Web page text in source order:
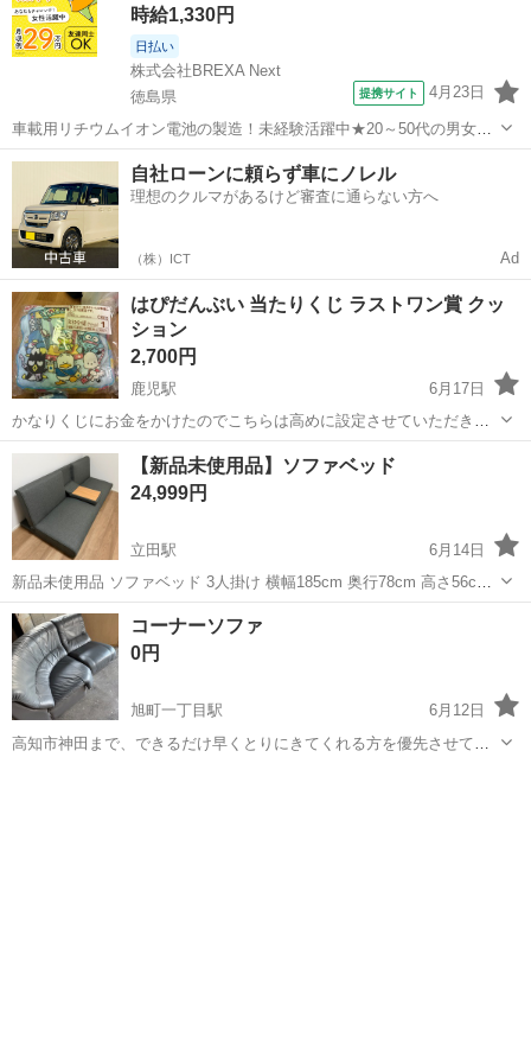
時給1,330円
日払い
株式会社BREXA Next
徳島県
提携サイト 4月23日
車載用リチウムイオン電池の製造！未経験活躍中★20～50代の男女活
躍中！寮費無料★備品付き1R寮完備！自宅からマイカー通勤OK！無料
駐車場完備◎正社員登用制度あり！《徳島県板野郡松茂町》 人気の工
場のお仕事 ◇車載用リチウ...
徳島 その他
自社ローンに頼らず車にノレル
理想のクルマがあるけど審査に通らない方へ
（株）ICT Ad
はぴだんぶい 当たりくじ ラストワン賞 クッ
ション
2,700円
鹿児駅
6月17日
かなりくじにお金をかけたのでこちらは高めに設定させていただきま
す🥹
高知 南国市 鹿児駅 ソファ
【新品未使用品】ソファベッド
24,999円
立田駅
6月14日
新品未使用品 ソファベッド 3人掛け 横幅185cm 奥行78cm 高さ56cm
ベッドスタイル 横幅185cm 奥行100cm 高さ18cm 参考定価29,999円
[クーポンで5%OFF] ソファーベッド ソ...
高知 南国市 立田駅 ソファ
コーナーソファ
0円
旭町一丁目駅
6月12日
高知市神田まで、できるだけ早くとりにきてくれる方を優先させてい